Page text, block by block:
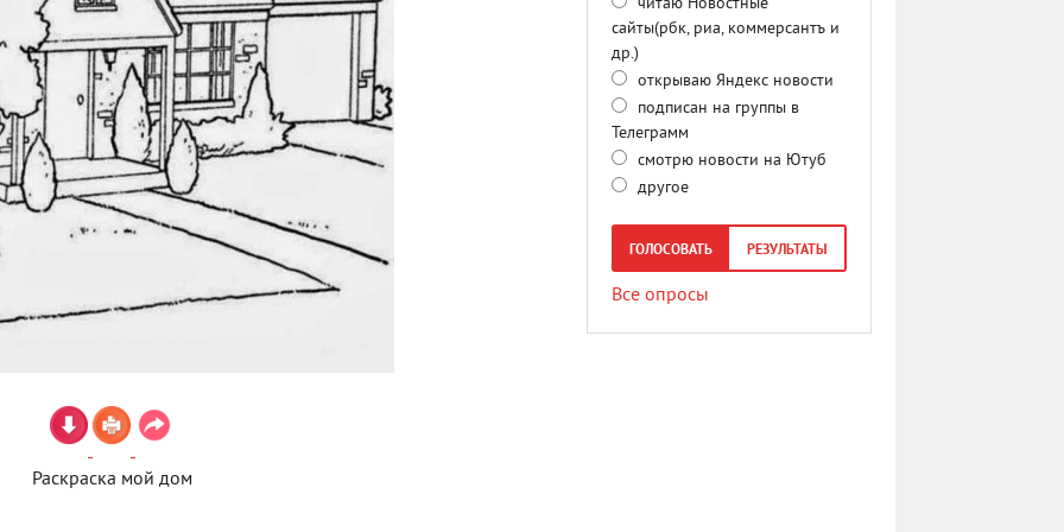
Раскраска мой дом
читаю Новостные
сайты(рбк, риа, коммерсантъ и
др.)
открываю Яндекс новости
подписан на группы в
Телеграмм
смотрю новости на Ютуб
другое
ГОЛОСОВАТЬ РЕЗУЛЬТАТЫ
Все опросы